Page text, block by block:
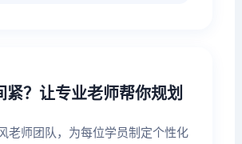
紧？让专业老师帮你规划
老师团队，为每位学员制定个性化